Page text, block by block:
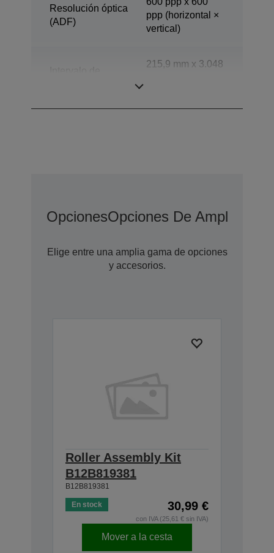
Resolución óptica
(ADF)
ppp (horizontal ×
vertical)
215,9 mm x 3.048
OpcionesOpciones De Ampliación
Elige entre una amplia gama de opciones
y accesorios.
Roller Assembly Kit
B12B819381
B12B819381
En stock 30,99 €
con IVA (25,61 € sin IVA)
Mover a la cesta